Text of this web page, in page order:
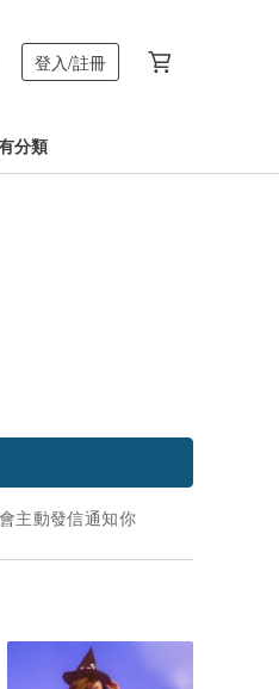
登入/註冊
分類
主動發信通知你